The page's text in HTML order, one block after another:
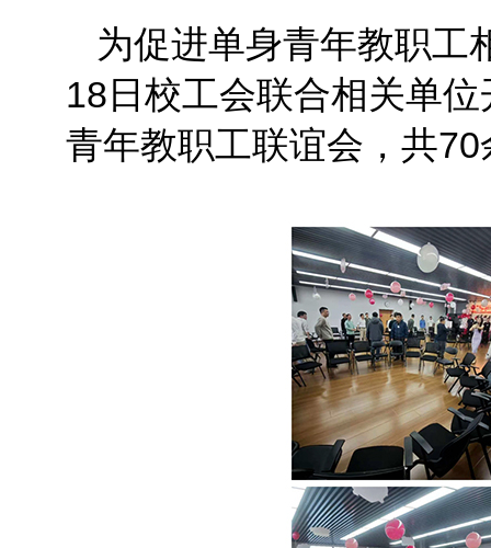
为促进单身青年教职工
18日校工会联合相关单位
青年教职工联谊会，共